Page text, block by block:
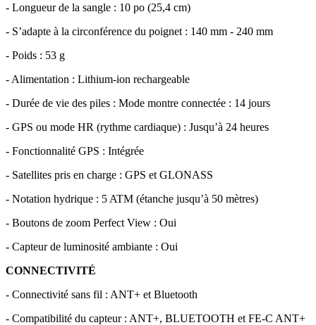
- Longueur de la sangle : 10 po (25,4 cm)
- S’adapte à la circonférence du poignet : 140 mm - 240 mm
- Poids : 53 g
- Alimentation : Lithium-ion rechargeable
- Durée de vie des piles : Mode montre connectée : 14 jours
- GPS ou mode HR (rythme cardiaque) : Jusqu’à 24 heures
- Fonctionnalité GPS : Intégrée
- Satellites pris en charge : GPS et GLONASS
- Notation hydrique : 5 ATM (étanche jusqu’à 50 mètres)
- Boutons de zoom Perfect View : Oui
- Capteur de luminosité ambiante : Oui
CONNECTIVITÉ
- Connectivité sans fil : ANT+ et Bluetooth
- Compatibilité du capteur : ANT+, BLUETOOTH et FE-C ANT+